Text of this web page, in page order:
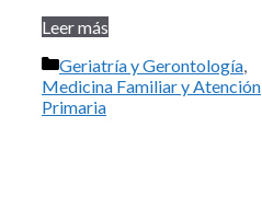
Leer más
Categorías
Geriatría y Gerontología,
Medicina Familiar y Atención
Primaria